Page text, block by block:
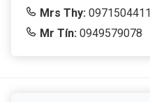
Mrs Thy: 0971504411
Mr Tín: 0949579078